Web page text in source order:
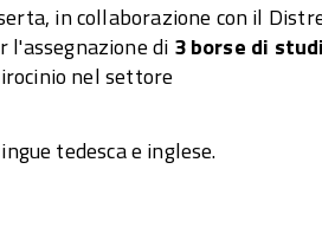
in collaborazione con il
l'assegnazione di 3 borse di
nel settore
tedesca e inglese.